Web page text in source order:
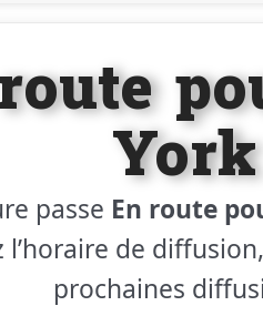
York
passe En route
l’horaire de
prochaines